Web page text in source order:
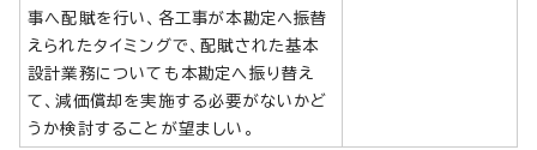
事へ配賦を行い、各工事が本勘定へ振替
えられたタイミングで、配賦された基本
設計業務についても本勘定へ振り替え
て、減価償却を実施する必要がないかど
うか検討することが望ましい。